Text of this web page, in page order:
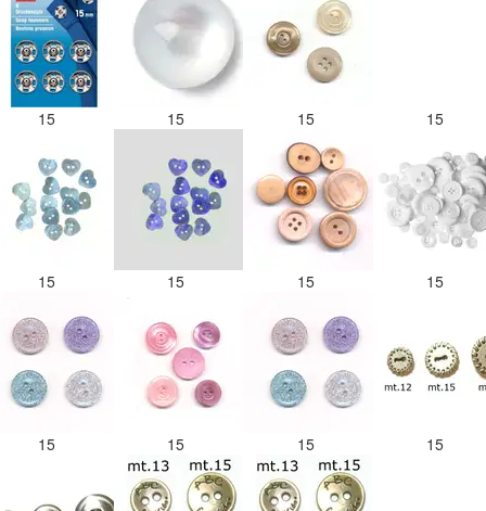
15 15 15 15
15 15 15 15
15 15 15 15